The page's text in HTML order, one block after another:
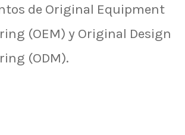
de Original Equipment
(OEM) y Original Design
(ODM).